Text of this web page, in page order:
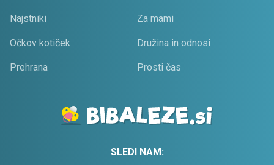
Najstniki Za mami
Očkov kotiček Družina in odnosi
Prehrana Prosti čas
SLEDI NAM: